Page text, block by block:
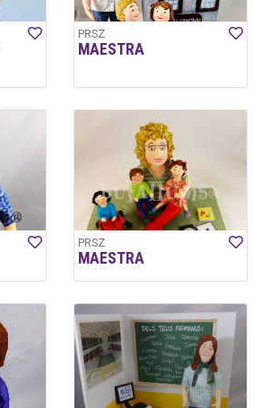
PRSZ
MAESTRA
PRSZ
MAESTRA